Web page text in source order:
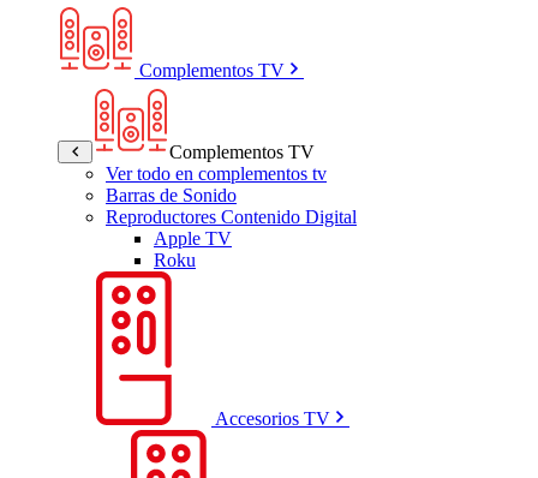
Complementos TV
Complementos TV
Ver todo en complementos tv
Barras de Sonido
Reproductores Contenido Digital
Apple TV
Roku
Accesorios TV